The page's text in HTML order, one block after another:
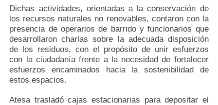
Dichas actividades, orientadas a la conservación de
los recursos naturales no renovables, contaron con la
presencia de operarios de barrido y funcionarios que
desarrollaron charlas sobre la adecuada disposición
de los residuos, con el propósito de unir esfuerzos
con la ciudadanía frente a la necesidad de fortalecer
esfuerzos encaminados hacia la sostenibilidad de
estos espacios.
Atesa trasladó cajas estacionarias para depositar el